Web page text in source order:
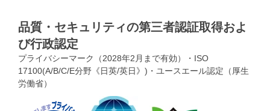
品質・セキュリティの第三者認証取得およ
び行政認定
プライバシーマーク（2028年2月まで有効）・ISO
17100(A/B/C/E分野《日英/英日》)・ユースエール認定（厚生
労働省）